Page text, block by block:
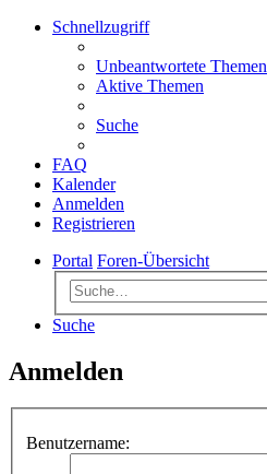
Schnellzugriff
Unbeantwortete Themen
Aktive Themen
Suche
FAQ
Kalender
Anmelden
Registrieren
Portal Foren-Übersicht
Suche
Anmelden
Benutzername: